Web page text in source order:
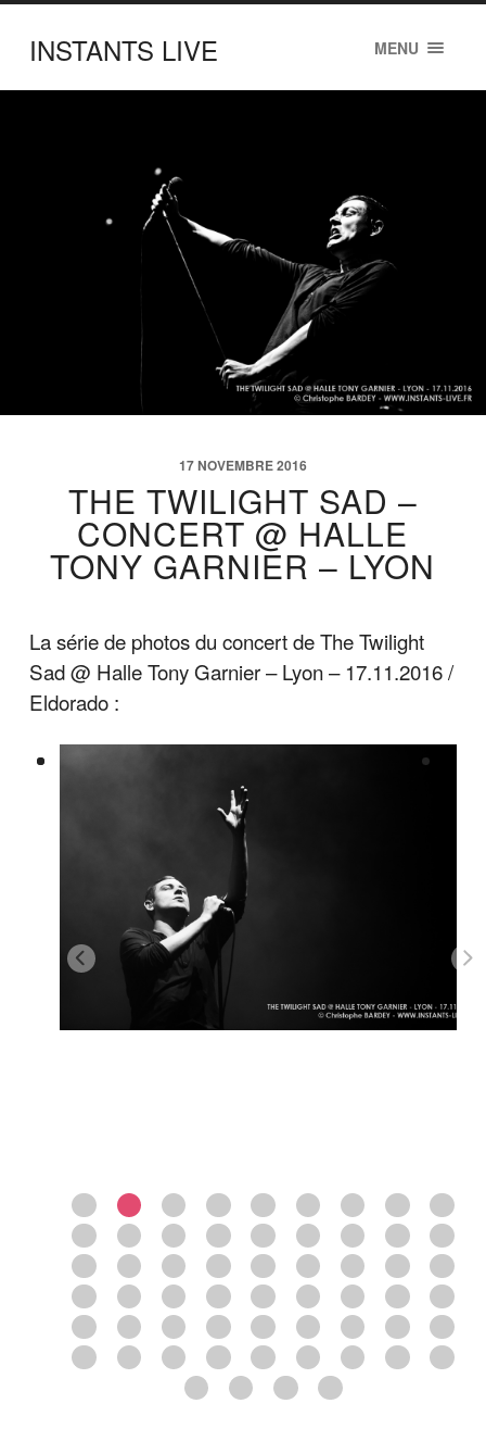
INSTANTS LIVE MENU
17 NOVEMBRE 2016
THE TWILIGHT SAD –
CONCERT @ HALLE
TONY GARNIER – LYON
La série de photos du concert de The Twilight
Sad @ Halle Tony Garnier – Lyon – 17.11.2016 /
Eldorado :